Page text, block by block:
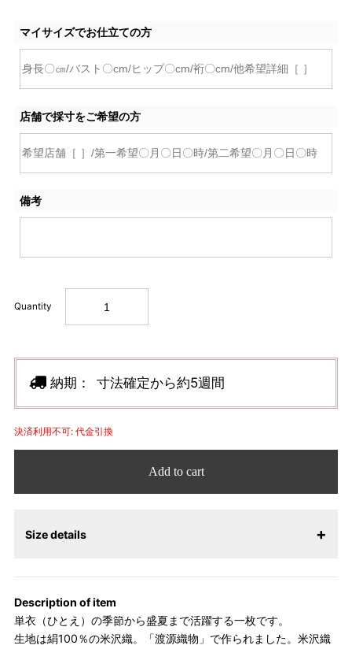
マイサイズでお仕立ての方
店舗で採寸をご希望の方
備考
Quantity
納期： 寸法確定から約5週間
決済利用不可: 代金引換
Add to cart
Size details
召しになりやすい寸法に変更いたしました。変更点について詳細
をお知りになりたい方はお問い合わせください。
Description of item
単衣（ひとえ）の季節から盛夏まで活躍する一枚です。
生地は絹100％の米沢織。「渡源織物」で作られました。米沢織